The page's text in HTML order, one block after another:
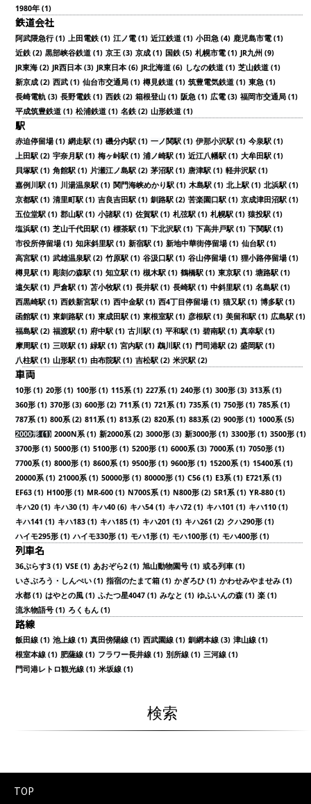
1980年 (1)
鉄道会社
阿武隈急行 (1) 上田電鉄 (1) 江ノ電 (1) 近江鉄道 (1) 小田急 (4) 鹿児島市電 (1)
近鉄 (2) 黒部峡谷鉄道 (1) 京王 (3) 京成 (1) 国鉄 (5) 札幌市電 (1) JR九州 (9)
JR東海 (2) JR西日本 (3) JR東日本 (6) JR北海道 (6) しなの鉄道 (1) 芝山鉄道 (1)
新京成 (2) 西武 (1) 仙台市交通局 (1) 樽見鉄道 (1) 筑豊電気鉄道 (1) 東急 (1)
長崎電軌 (3) 長野電鉄 (1) 西鉄 (2) 箱根登山 (1) 阪急 (1) 広電 (3) 福岡市交通局 (1)
平成筑豊鉄道 (1) 松浦鉄道 (1) 名鉄 (2) 山形鉄道 (1)
駅
赤迫停留場 (1) 網走駅 (1) 磯分内駅 (1) 一ノ関駅 (1) 伊那小沢駅 (1) 今泉駅 (1)
上田駅 (2) 宇奈月駅 (1) 梅ヶ峠駅 (1) 浦ノ崎駅 (1) 近江八幡駅 (1) 大牟田駅 (1)
貝塚駅 (1) 角館駅 (1) 片瀬江ノ島駅 (2) 茅沼駅 (1) 唐津駅 (1) 軽井沢駅 (1)
嘉例川駅 (1) 川湯温泉駅 (1) 関門海峡めかり駅 (1) 木島駅 (1) 北上駅 (1) 北浜駅 (1)
京都駅 (1) 清里町駅 (1) 吉良吉田駅 (1) 釧路駅 (2) 苦楽園口駅 (1) 京成津田沼駅 (1)
五位堂駅 (1) 郡山駅 (1) 小諸駅 (1) 佐賀駅 (1) 札弦駅 (1) 札幌駅 (1) 猿投駅 (1)
塩浜駅 (1) 芝山千代田駅 (1) 標茶駅 (1) 下北沢駅 (1) 下高井戸駅 (1) 下関駅 (1)
市役所停留場 (1) 知床斜里駅 (1) 新宿駅 (1) 新地中華街停留場 (1) 仙台駅 (1)
高宮駅 (1) 武雄温泉駅 (2) 竹原駅 (1) 谷汲口駅 (1) 谷山停留場 (1) 狸小路停留場 (1)
樽見駅 (1) 彫刻の森駅 (1) 知立駅 (1) 槻木駅 (1) 鶴橋駅 (1) 東京駅 (1) 塘路駅 (1)
遠矢駅 (1) 戸倉駅 (1) 苫小牧駅 (1) 長井駅 (1) 長崎駅 (1) 中斜里駅 (1) 名島駅 (1)
西黒崎駅 (1) 西鉄新宮駅 (1) 西中金駅 (1) 西4丁目停留場 (1) 猫又駅 (1) 博多駅 (1)
函館駅 (1) 東釧路駅 (1) 東成田駅 (1) 東根室駅 (1) 彦根駅 (1) 美留和駅 (1) 広島駅 (1)
福島駅 (2) 福渡駅 (1) 府中駅 (1) 古川駅 (1) 平和駅 (1) 碧南駅 (1) 真幸駅 (1)
摩周駅 (1) 三咲駅 (1) 緑駅 (1) 宮内駅 (1) 鵡川駅 (1) 門司港駅 (2) 盛岡駅 (1)
八柱駅 (1) 山形駅 (1) 由布院駅 (1) 吉松駅 (2) 米沢駅 (2)
車両
10形 (1) 20形 (1) 100形 (1) 115系 (1) 227系 (1) 240形 (1) 300形 (3) 313系 (1)
360形 (1) 370形 (3) 600形 (2) 711系 (1) 721系 (1) 735系 (1) 750形 (1) 785系 (1)
787系 (1) 800系 (2) 811系 (1) 813系 (2) 820系 (1) 883系 (2) 900形 (1) 1000系 (5)
2000形 (1) 2000N系 (1) 新2000系 (2) 3000形 (3) 新3000形 (1) 3300形 (1) 3500形 (1)
3700形 (1) 5000形 (1) 5100形 (1) 5200形 (1) 6000系 (3) 7000系 (1) 7050形 (1)
7700系 (1) 8000形 (1) 8600系 (1) 9500形 (1) 9600形 (1) 15200系 (1) 15400系 (1)
20000系 (1) 21000系 (1) 50000形 (1) 80000形 (1) C56 (1) E3系 (1) E721系 (1)
EF63 (1) H100形 (1) MR-600 (1) N700S系 (1) N800形 (2) SR1系 (1) YR-880 (1)
キハ20 (1) キハ30 (1) キハ40 (6) キハ54 (1) キハ72 (1) キハ101 (1) キハ110 (1)
キハ141 (1) キハ183 (1) キハ185 (1) キハ201 (1) キハ261 (2) クハ290形 (1)
ハイモ295形 (1) ハイモ330形 (1) モハ1形 (1) モハ100形 (1) モハ400形 (1)
列車名
36ぷらす3 (1) VSE (1) あおぞら2 (1) 旭山動物園号 (1) 或る列車 (1)
いさぶろう・しんぺい (1) 指宿のたまて箱 (1) かぎろひ (1) かわせみやませみ (1)
水都 (1) はやとの風 (1) ふたつ星4047 (1) みなと (1) ゆふいんの森 (1) 楽 (1)
流氷物語号 (1) ろくもん (1)
路線
飯田線 (1) 池上線 (1) 真田傍陽線 (1) 西武園線 (1) 釧網本線 (3) 津山線 (1)
根室本線 (1) 肥薩線 (1) フラワー長井線 (1) 別所線 (1) 三河線 (1)
門司港レトロ観光線 (1) 米坂線 (1)
検索
TOP